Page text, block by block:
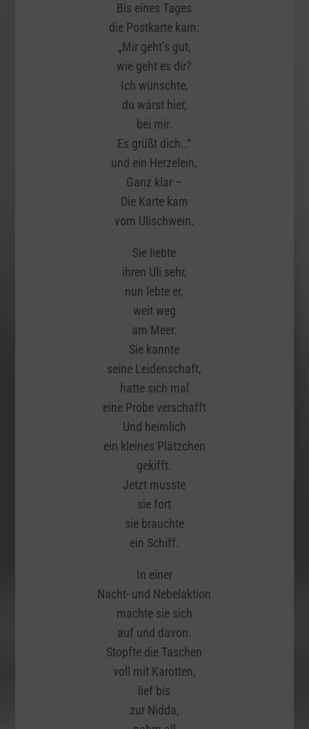
Bis eines Tages
die Postkarte kam:
„Mir geht’s gut,
wie geht es dir?
Ich wünschte,
du wärst hier,
bei mir.
Es grüßt dich..“
und ein Herzelein,
Ganz klar –
Die Karte kam
vom Ulischwein.
Sie liebte
ihren Uli sehr,
nun lebte er,
weit weg
am Meer.
Sie kannte
seine Leidenschaft,
hatte sich mal
eine Probe verschafft
Und heimlich
ein kleines Plätzchen
gekifft.
Jetzt musste
sie fort
sie brauchte
ein Schiff.
In einer
Nacht- und Nebelaktion
machte sie sich
auf und davon.
Stopfte die Taschen
voll mit Karotten,
lief bis
zur Nidda,